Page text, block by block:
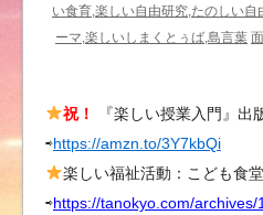
い食育,楽しい自由研究,たのしい
ーマ,楽しいしまくとぅば,島言葉
祝！
『楽しい授業入門』出
⇨https://amzn.to/3Y7kbQi
楽しい福祉活動：こども食
⇨https://tanokyo.com/archives/